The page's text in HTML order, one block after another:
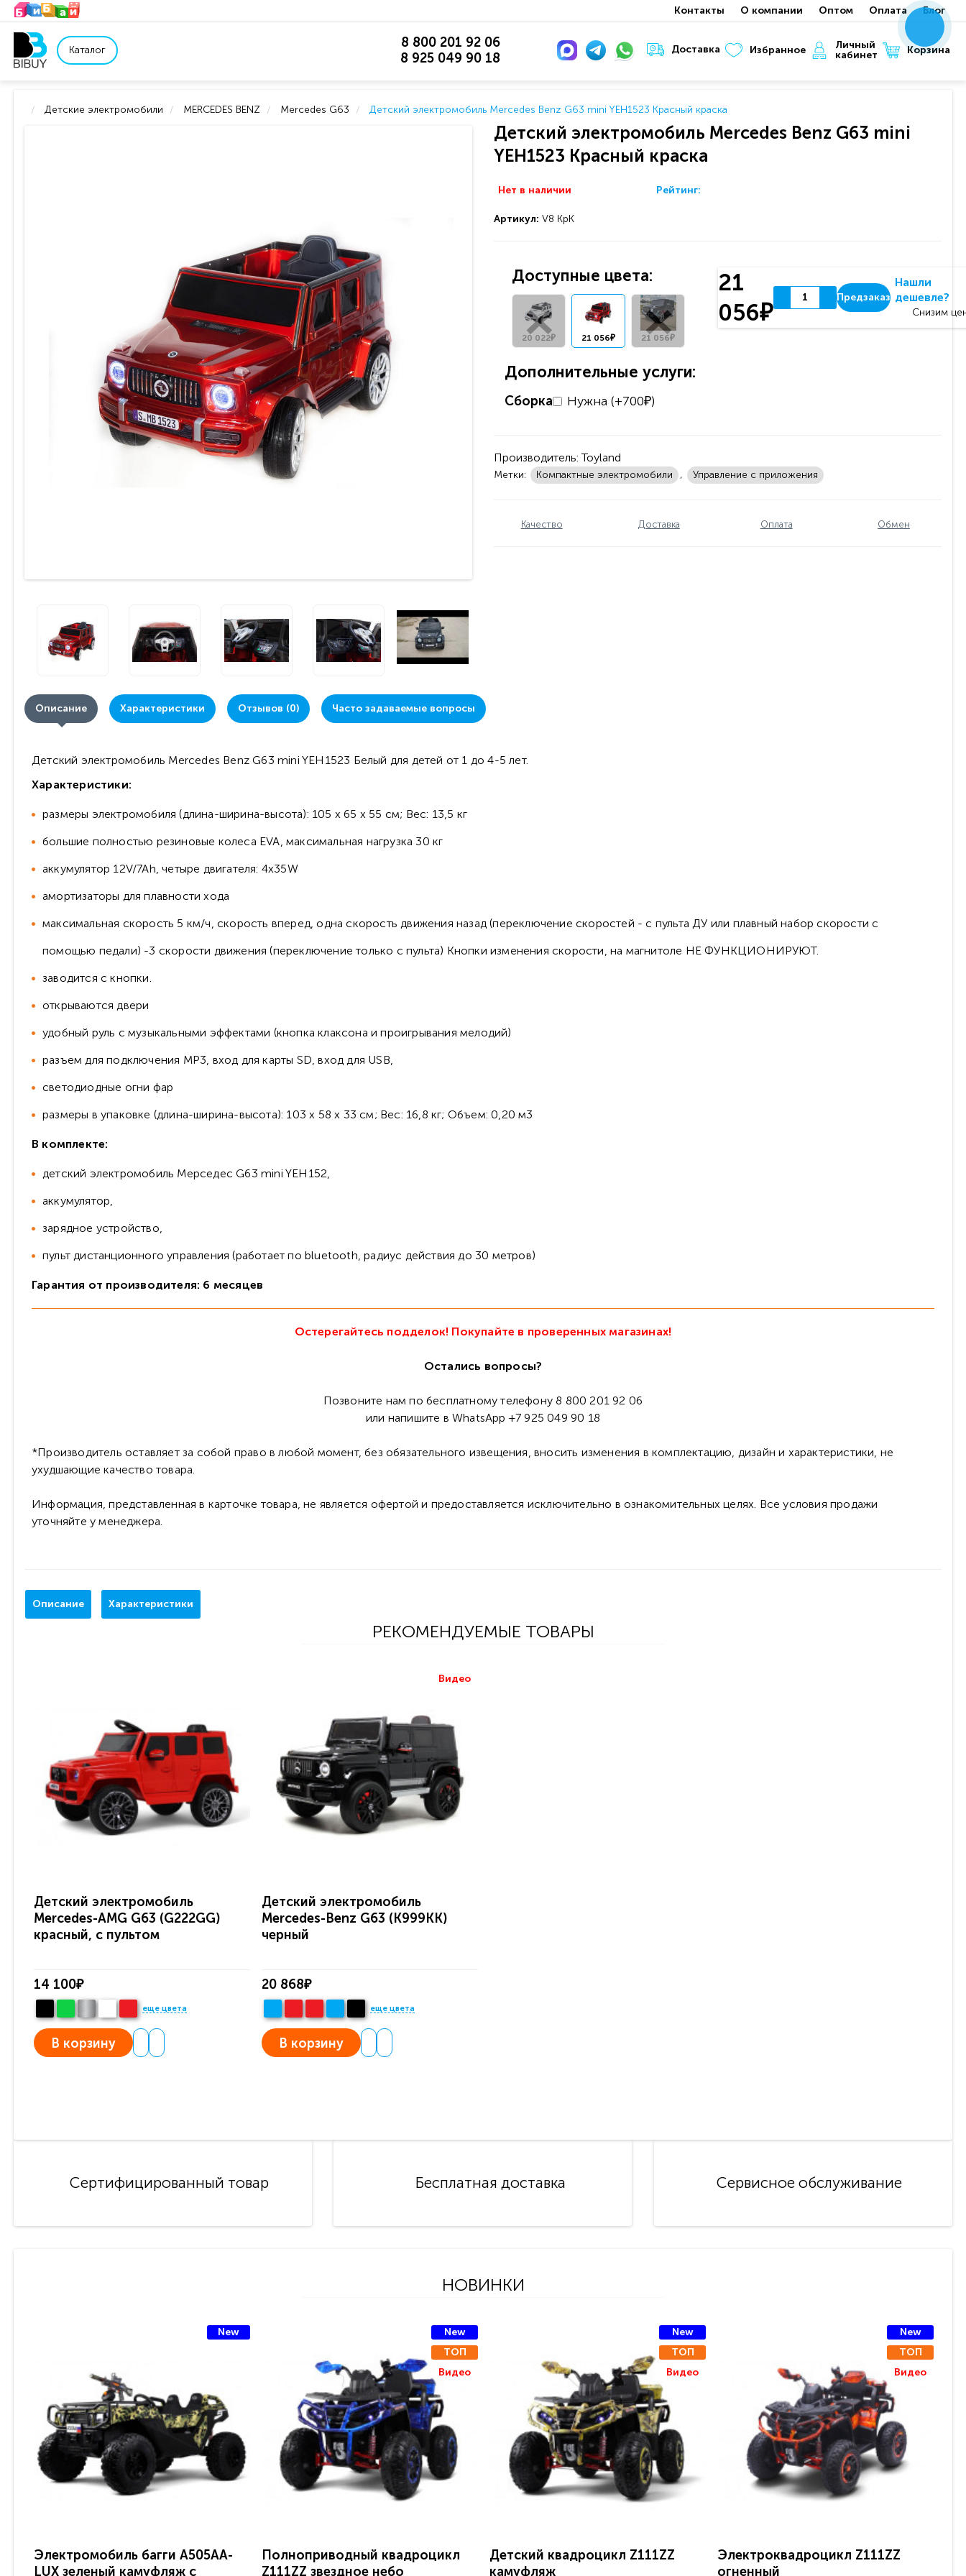
Контакты О компании Оптом Оплата Блог
Каталог
8 800 201 92 06
8 925 049 90 18
Доставка Избранное
Личный
кабинет
Корзина
Детские электромобили MERCEDES BENZ Mercedes G63 Детский электромобиль Mercedes Benz G63 mini YEH1523 Красный краска
Детский электромобиль Mercedes Benz G63 mini
YEH1523 Красный краска
Нет в наличии Рейтинг:
Артикул: V8 КрК
Доступные цвета:
20 022₽ 21 056₽ 21 056₽
Дополнительные услуги:
Сборка Нужна (+700₽)
21
056₽
Предзаказ
Нашли
дешевле?
Снизим
Производитель: Toyland
Метки: Компактные электромобили , Управление с приложения
Качество Доставка Оплата Обмен
Описание Характеристики Отзывов (0) Часто задаваемые вопросы
Детский электромобиль Mercedes Benz G63 mini YEH1523 Белый для детей от 1 до 4-5 лет.
Характеристики:
размеры электромобиля (длина-ширина-высота): 105 х 65 х 55 см; Вес: 13,5 кг
большие полностью резиновые колеса EVA, максимальная нагрузка 30 кг
аккумулятор 12V/7Ah, четыре двигателя: 4x35W
амортизаторы для плавности хода
максимальная скорость 5 км/ч, скорость вперед, одна скорость движения назад (переключение скоростей - с пульта ДУ или плавный набор скорости с
помощью педали) -3 скорости движения (переключение только с пульта) Кнопки изменения скорости, на магнитоле НЕ ФУНКЦИОНИРУЮТ.
заводится с кнопки.
открываются двери
удобный руль с музыкальными эффектами (кнопка клаксона и проигрывания мелодий)
разъем для подключения MP3, вход для карты SD, вход для USB,
светодиодные огни фар
размеры в упаковке (длина-ширина-высота): 103 х 58 х 33 см; Вес: 16,8 кг; Объем: 0,20 м3
В комплекте:
детский электромобиль Мерседес G63 mini YEH152,
аккумулятор,
зарядное устройство,
пульт дистанционного управления (работает по bluetooth, радиус действия до 30 метров)
Гарантия от производителя: 6 месяцев
Остерегайтесь подделок! Покупайте в проверенных магазинах!
Остались вопросы?
Позвоните нам по бесплатному телефону 8 800 201 92 06
или напишите в WhatsApp +7 925 049 90 18
*Производитель оставляет за собой право в любой момент, без обязательного извещения, вносить изменения в комплектацию, дизайн и характеристики, не
ухудшающие качество товара.
Информация, представленная в карточке товара, не является офертой и предоставляется исключительно в ознакомительных целях. Все условия продажи
уточняйте у менеджера.
Описание Характеристики
РЕКОМЕНДУЕМЫЕ ТОВАРЫ
Детский электромобиль
Mercedes-AMG G63 (G222GG)
красный, с пультом
14 100₽
еще цвета
В корзину
Видео
Детский электромобиль
Mercedes-Benz G63 (K999KK)
черный
20 868₽
еще цвета
В корзину
Сертифицированный товар Бесплатная доставка Сервисное обслуживание
НОВИНКИ
New
Электромобиль багги A505AA-
LUX зеленый камуфляж с
New
ТОП
Видео
Полноприводный квадроцикл
Z111ZZ звездное небо
New
ТОП
Видео
Детский квадроцикл Z111ZZ
камуфляж
New
ТОП
Видео
Электроквадроцикл Z111ZZ
огненный
xxx